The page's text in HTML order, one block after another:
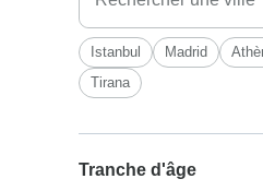
Istanbul Madrid
Tirana
Tranche d'âge